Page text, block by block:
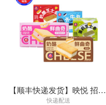
【顺丰快递发货】映悦 招牌小食全家桶
快递配送